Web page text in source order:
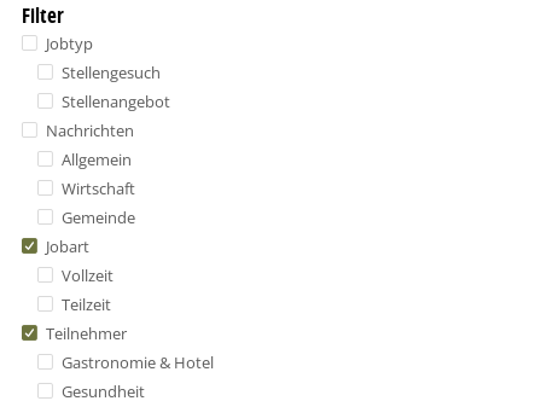
Filter
Jobtyp
Stellengesuch
Stellenangebot
Nachrichten
Allgemein
Wirtschaft
Gemeinde
Jobart
Vollzeit
Teilzeit
Teilnehmer
Gastronomie & Hotel
Gesundheit